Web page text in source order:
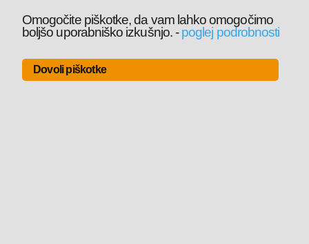
Omogočite piškotke, da vam lahko omogočimo
boljšo uporabniško izkušnjo.-poglej podrobnosti
Dovoli piškotke